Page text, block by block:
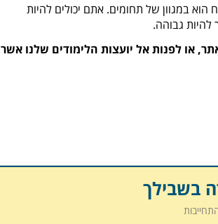
במגוון של תחומים. אתם יכולים להיות
גבוהה.
או לפנות אל יועצות הלימודים שלנו אשר
בשבילך